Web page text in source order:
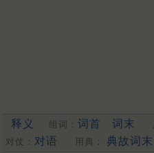
释义 组词： 词首 词末
对仗： 对语 用典： 典故词末